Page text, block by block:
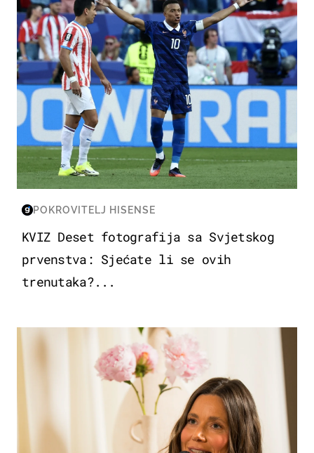
POKROVITELJ HISENSE
KVIZ Deset fotografija sa Svjetskog
prvenstva: Sjećate li se ovih
trenutaka?...
MODA & LJEPOTA